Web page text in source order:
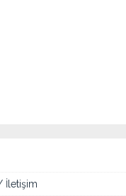
İletişim